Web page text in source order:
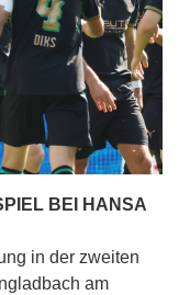
BEI HANSA
in der zweiten
am